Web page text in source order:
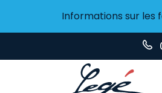
Informations sur les